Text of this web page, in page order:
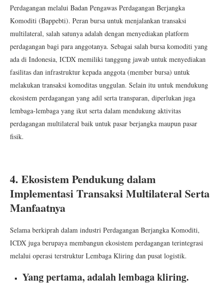
Perdagangan melalui Badan Pengawas Perdagangan Berjangka
Komoditi (Bappebti). Peran bursa untuk menjalankan transaksi
multilateral, salah satunya adalah dengan menyediakan platform
perdagangan bagi para anggotanya. Sebagai salah bursa komoditi yang
ada di Indonesia, ICDX memiliki tanggung jawab untuk menyediakan
fasilitas dan infrastruktur kepada anggota (member bursa) untuk
melakukan transaksi komoditas unggulan. Selain itu untuk mendukung
ekosistem perdagangan yang adil serta transparan, diperlukan juga
lembaga-lembaga yang ikut serta dalam mendukung aktivitas
perdagangan multilateral baik untuk pasar berjangka maupun pasar
fisik.
4. Ekosistem Pendukung dalam
Implementasi Transaksi Multilateral Serta
Manfaatnya
Selama berkiprah dalam industri Perdagangan Berjangka Komoditi,
ICDX juga berupaya membangun ekosistem perdagangan terintegrasi
melalui operasi terstruktur Lembaga Kliring dan pusat logistik.
Yang pertama, adalah lembaga kliring.